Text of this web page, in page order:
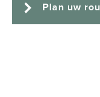
Plan uw